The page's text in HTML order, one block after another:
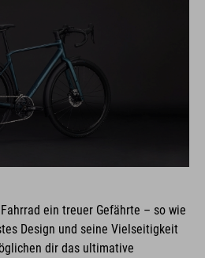
ein treuer Gefährte – so wie
Design und seine Vielseitigkeit
dir das ultimative